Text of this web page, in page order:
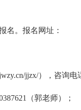
名。报名网址：
jjzx/），咨询电
（郭老师）；